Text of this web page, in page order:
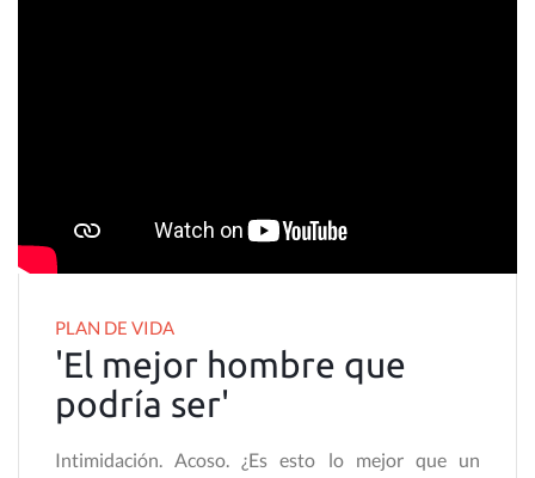
PLAN DE VIDA
'El mejor hombre que
podría ser'
Intimidación. Acoso. ¿Es esto lo mejor que un